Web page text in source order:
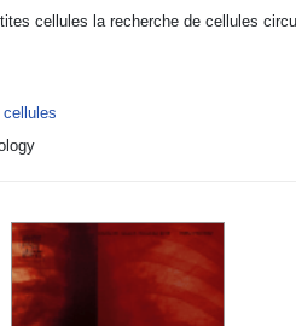
cellules la recherche de cellules